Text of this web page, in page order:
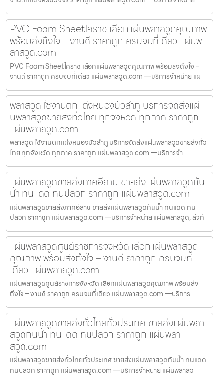
PVC Foam Sheetโคราช เลือกแผ่นพลาสวูดคุณภาพ
พร้อมส่งถึงใจ – งานดี ราคาถูก ครบจบที่เดียว แผ่นพ
ลาสวูด.com
PVC Foam Sheetโคราช เลือกแผ่นพลาสวูดคุณภาพ พร้อมส่งถึงใจ –
งานดี ราคาถูก ครบจบที่เดียว แผ่นพลาสวูด.com —บริการจำหน่าย แผ
พลาสวูด ใช้งานตกแต่งหนองบัวลำภู บริการจัดส่งแผ่
นพลาสวูดขายส่งทั่วไทย ทุกจังหวัด ทุกภาค ราคาถูก
แผ่นพลาสวูด.com
พลาสวูด ใช้งานตกแต่งหนองบัวลำภู บริการจัดส่งแผ่นพลาสวูดขายส่งทั่ว
ไทย ทุกจังหวัด ทุกภาค ราคาถูก แผ่นพลาสวูด.com —บริการจำ
แผ่นพลาสวูดขายส่งภาคอีสาน ขายส่งแผ่นพลาสวูดกัน
น้ำ ทนแดด ทนปลวก ราคาถูก แผ่นพลาสวูด.com
แผ่นพลาสวูดขายส่งภาคอีสาน ขายส่งแผ่นพลาสวูดกันน้ำ ทนแดด ทน
ปลวก ราคาถูก แผ่นพลาสวูด.com —บริการจำหน่าย แผ่นพลาสวูด, ส่งทั
แผ่นพลาสวูดศูนย์ราชการจังหวัด เลือกแผ่นพลาสวูด
คุณภาพ พร้อมส่งถึงใจ – งานดี ราคาถูก ครบจบที่
เดียว แผ่นพลาสวูด.com
แผ่นพลาสวูดศูนย์ราชการจังหวัด เลือกแผ่นพลาสวูดคุณภาพ พร้อมส่ง
ถึงใจ – งานดี ราคาถูก ครบจบที่เดียว แผ่นพลาสวูด.com —บริการ
แผ่นพลาสวูดขายส่งทั่วไทยทั่วประเทศ ขายส่งแผ่นพลา
สวูดกันน้ำ ทนแดด ทนปลวก ราคาถูก แผ่นพลา
สวูด.com
แผ่นพลาสวูดขายส่งทั่วไทยทั่วประเทศ ขายส่งแผ่นพลาสวูดกันน้ำ ทนแดด
ทนปลวก ราคาถูก แผ่นพลาสวูด.com —บริการจำหน่าย แผ่นพลาสว